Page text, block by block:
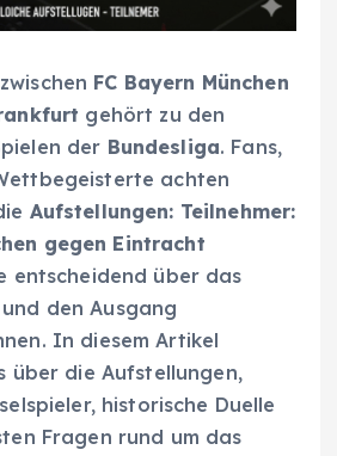
FC Bayern München
gehört zu den
der Bundesliga. Fans,
achten
Aufstellungen: Teilnehmer:
gegen Eintracht
entscheidend über das
den Ausgang
In diesem Artikel
über die Aufstellungen,
historische Duelle
Fragen rund um das